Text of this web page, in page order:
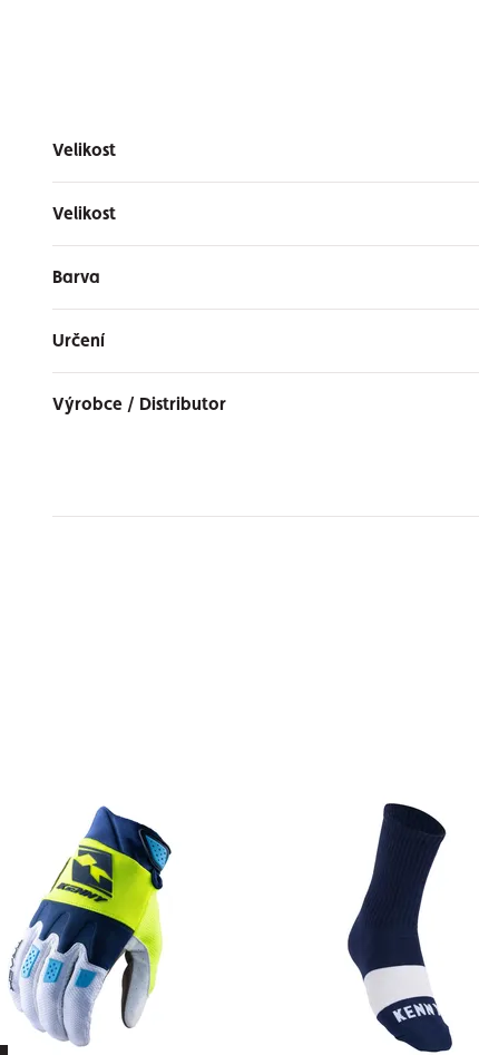
Velikost
Velikost
Barva
Určení
Výrobce / Distributor